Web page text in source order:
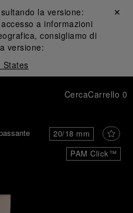
la versione:
a informazioni
consigliamo di
versione:
States
Chiudi ✕
CercaCarrello 0
PAM Click™
20/18 mm